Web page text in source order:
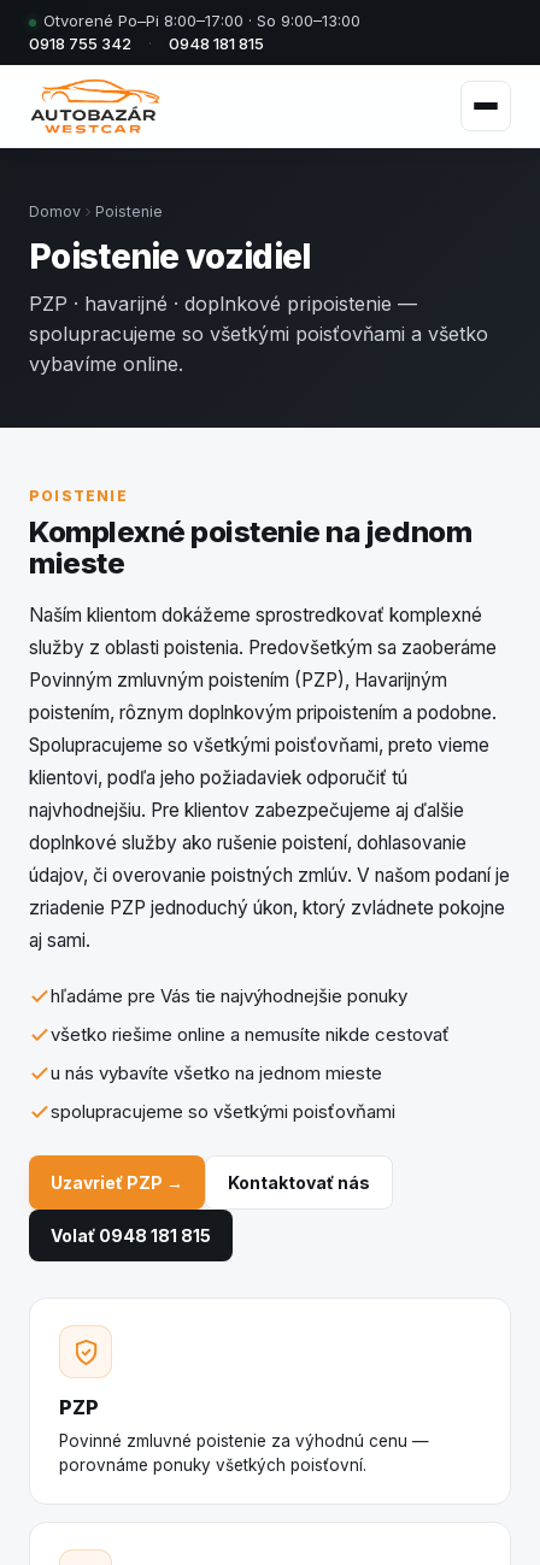
Otvorené Po–Pi 8:00–17:00 · So 9:00–13:00
0918 755 342
· 0948 181 815
Domov Poistenie
Poistenie vozidiel
PZP · havarijné · doplnkové pripoistenie —
spolupracujeme so všetkými poisťovňami a všetko
vybavíme online.
POISTENIE
Komplexné poistenie na jednom
mieste
Naším klientom dokážeme sprostredkovať komplexné
služby z oblasti poistenia. Predovšetkým sa zaoberáme
Povinným zmluvným poistením (PZP), Havarijným
poistením, rôznym doplnkovým pripoistením a podobne.
Spolupracujeme so všetkými poisťovňami, preto vieme
klientovi, podľa jeho požiadaviek odporučiť tú
najvhodnejšiu. Pre klientov zabezpečujeme aj ďalšie
doplnkové služby ako rušenie poistení, dohlasovanie
údajov, či overovanie poistných zmlúv. V našom podaní je
zriadenie PZP jednoduchý úkon, ktorý zvládnete pokojne
aj sami.
hľadáme pre Vás tie najvýhodnejšie ponuky
všetko riešime online a nemusíte nikde cestovať
u nás vybavíte všetko na jednom mieste
spolupracujeme so všetkými poisťovňami
Uzavrieť PZP → Kontaktovať nás
Volať 0948 181 815
PZP
Povinné zmluvné poistenie za výhodnú cenu —
porovnáme ponuky všetkých poisťovní.